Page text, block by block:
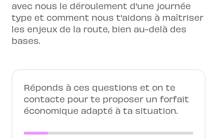
avec nous le déroulement d'une journée
type et comment nous t'aidons à maîtriser
les enjeux de la route, bien au-delà des
bases.
Réponds à ces questions et on te
contacte pour te proposer un forfait
économique adapté à ta situation.